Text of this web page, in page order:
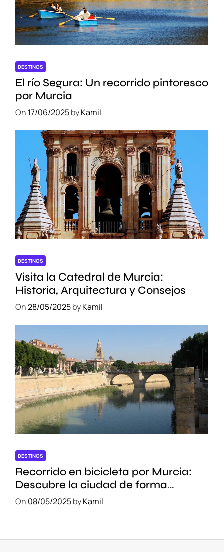
DESTINOS
El río Segura: Un recorrido pintoresco
por Murcia
On 17/06/2025byKamil
DESTINOS
Visita la Catedral de Murcia:
Historia, Arquitectura y Consejos
On28/05/2025byKamil
DESTINOS
Recorrido en bicicleta por Murcia:
Descubre la ciudad de forma
sostenible
On 08/05/2025byKamil